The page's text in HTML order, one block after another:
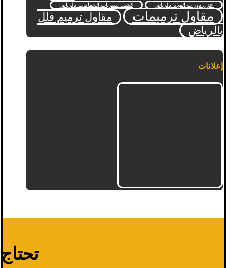
عزل دورات المياه بالرياض كشف تسربات الحمامات بالرياض
مقاول ترميمات
مقاول ترميم فلل
بالرياض
إعلانات
تحتاج